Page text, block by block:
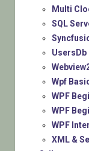
Multi
SQL
UsersDb
Wpf
WPF
WPF
WPF
XML &